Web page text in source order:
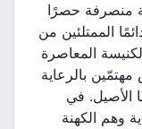
منصرفة حصرًا
الممتلئين من
المعاصرة
بالرعاية
في
وهم الكهنة